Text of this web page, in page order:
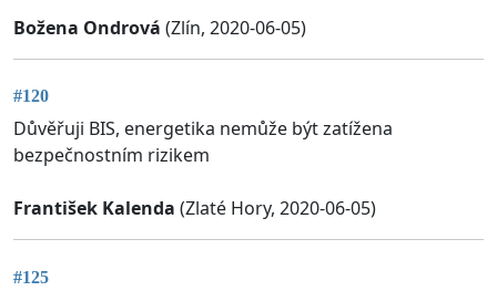
Božena Ondrová (Zlín, 2020-06-05)
#120
Důvěřuji BIS, energetika nemůže být zatížena
bezpečnostním rizikem
František Kalenda (Zlaté Hory, 2020-06-05)
#125